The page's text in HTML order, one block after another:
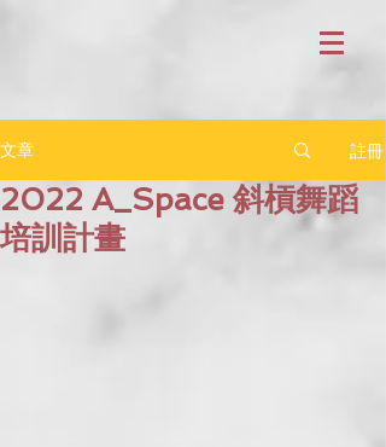
文章 註冊
2022 A_Space 斜槓舞蹈
培訓計畫